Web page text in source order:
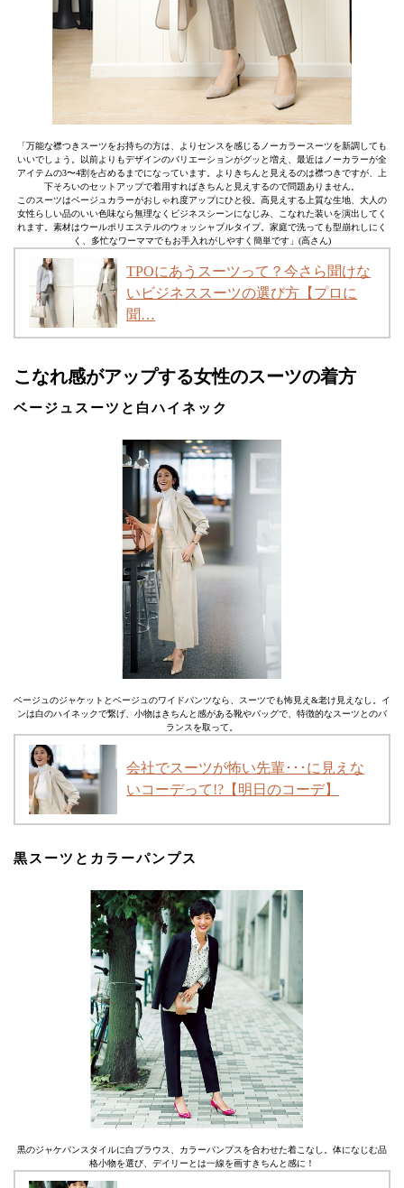
「万能な襟つきスーツをお持ちの方は、よりセンスを感じるノーカラースーツを新調しても
いいでしょう。以前よりもデザインのバリエーションがグッと増え、最近はノーカラーが全
アイテムの3〜4割を占めるまでになっています。よりきちんと見えるのは襟つきですが、上
下そろいのセットアップで着用すればきちんと見えするので問題ありません。
このスーツはベージュカラーがおしゃれ度アップにひと役。高見えする上質な生地、大人の
女性らしい品のいい色味なら無理なくビジネスシーンになじみ、こなれた装いを演出してく
れます。素材はウールポリエステルのウォッシャブルタイプ。家庭で洗っても型崩れしにく
く、多忙なワーママでもお手入れがしやすく簡単です」(高さん)
TPOにあうスーツって？今さら聞けな
いビジネススーツの選び方【プロに
聞…
こなれ感がアップする女性のスーツの着方
ベージュスーツと白ハイネック
ベージュのジャケットとベージュのワイドパンツなら、スーツでも怖見え&老け見えなし。イ
ンは白のハイネックで繋げ、小物はきちんと感がある靴やバッグで、特徴的なスーツとのバ
ランスを取って。
会社でスーツが怖い先輩･･･に見えな
いコーデって!?【明日のコーデ】
黒スーツとカラーパンプス
黒のジャケパンスタイルに白ブラウス、カラーパンプスを合わせた着こなし。体になじむ品
格小物を選び、デイリーとは一線を画すきちんと感に！